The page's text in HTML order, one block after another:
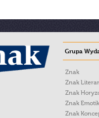
Grupa
Znak
Znak
Znak
Znak
Znak